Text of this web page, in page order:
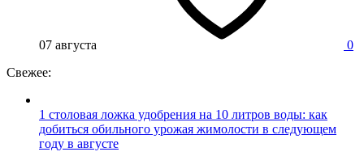
07 августа
0
Свежее:
1 столовая ложка удобрения на 10 литров воды: как
добиться обильного урожая жимолости в следующем
году в августе